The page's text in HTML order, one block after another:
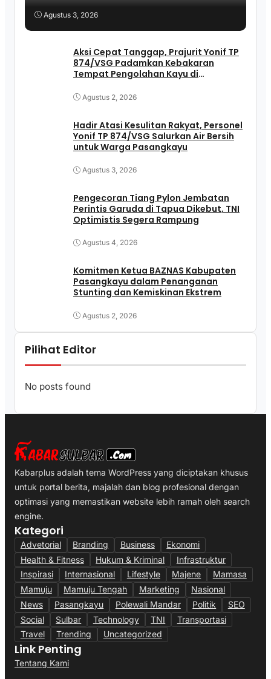
Agustus 3, 2026
Aksi Cepat Tanggap, Prajurit Yonif TP
874/VSG Padamkan Kebakaran
Tempat Pengolahan Kayu di
Agustus 2, 2026
Hadir Atasi Kesulitan Rakyat, Personel
Yonif TP 874/VSG Salurkan Air Bersih
untuk Warga Pasangkayu
Agustus 3, 2026
Pengecoran Tiang Pylon Jembatan
Perintis Garuda di Tapua Dikebut, TNI
Optimistis Segera Rampung
Agustus 4, 2026
Komitmen Ketua BAZNAS Kabupaten
Pasangkayu dalam Penanganan
Stunting dan Kemiskinan Ekstrem
Agustus 2, 2026
Pilihat Editor
No posts found
Kabarplus adalah tema WordPress yang diciptakan khusus
untuk portal berita, majalah dan blog profesional dengan
optimasi yang memastikan website lebih ramah oleh search
engine.
Kategori
Advetorial Branding Business
Ekonomi
Health & Fitness
Hukum & Kriminal
Infrastruktur
Inspirasi
Internasional Lifestyle Majene
Mamasa
Mamuju
Mamuju Tengah Marketing
Nasional
News
Pasangkayu Polewali Mandar Politik
SEO
Social
Sulbar Technology TNI
Transportasi
Travel
Trending Uncategorized
Link Penting
Tentang Kami